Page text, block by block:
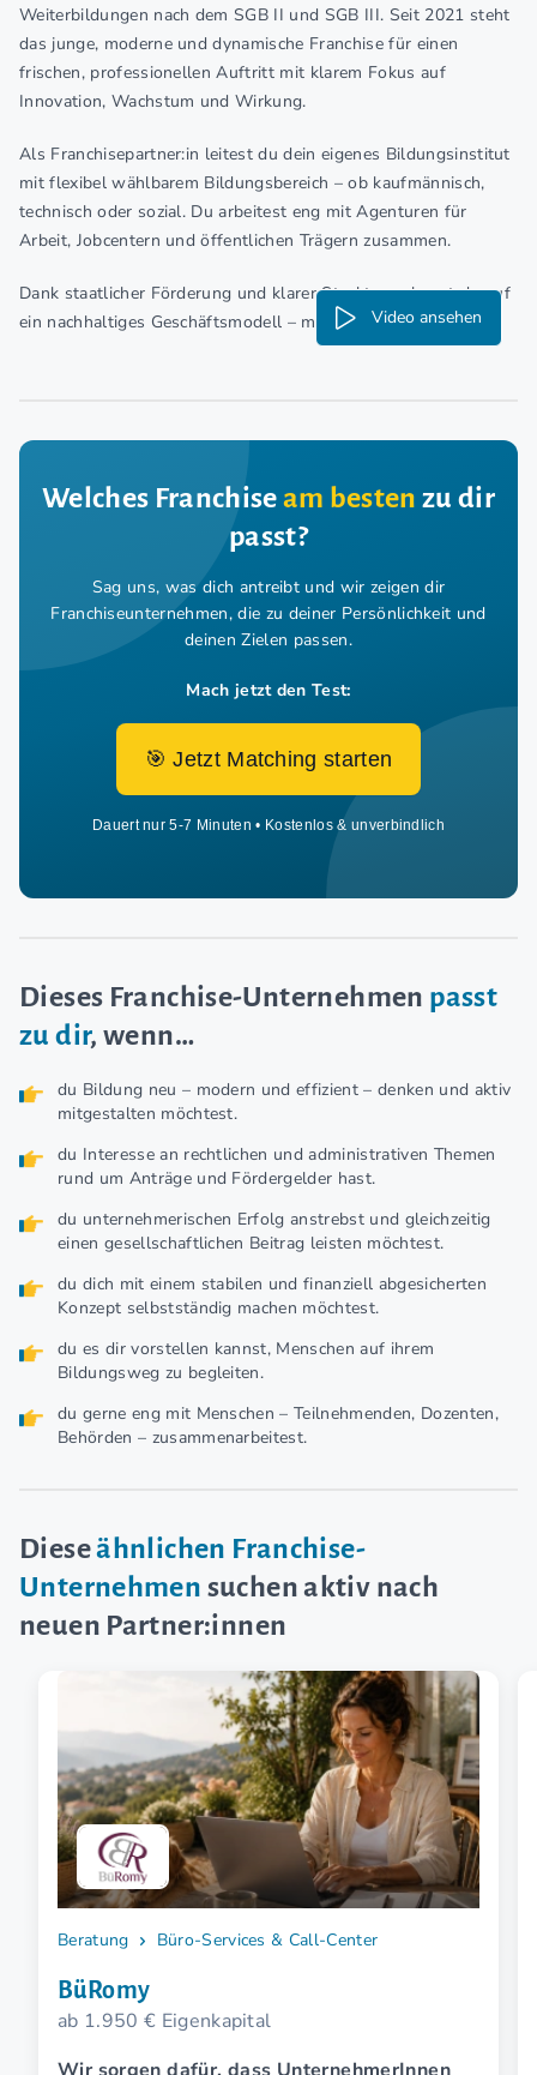
Weiterbildungen nach dem SGB II und SGB III. Seit 2021 steht
das junge, moderne und dynamische Franchise für einen
frischen, professionellen Auftritt mit klarem Fokus auf
Innovation, Wachstum und Wirkung.
Als Franchisepartner:in leitest du dein eigenes Bildungsinstitut
mit flexibel wählbarem Bildungsbereich – ob kaufmännisch,
technisch oder sozial. Du arbeitest eng mit Agenturen für
Arbeit, Jobcentern und öffentlichen Trägern zusammen.
Dank staatlicher Förderung und klarer Strukturen baust du auf
ein nachhaltiges Geschäftsmodell – mit geringem Risiko.
Video ansehen
Welches Franchiseam besten zu dir
passt?
Sag uns, was dich antreibt und wir zeigen dir
Franchiseunternehmen, die zu deiner Persönlichkeit und
deinen Zielen passen.
Mach jetzt den Test:
🎯 Jetzt Matching starten
Dauert nur 5-7 Minuten • Kostenlos & unverbindlich
Dieses Franchise-Unternehmen passt
zu dir, wenn…
du Bildung neu – modern und effizient – denken und aktiv
mitgestalten möchtest.
du Interesse an rechtlichen und administrativen Themen
rund um Anträge und Fördergelder hast.
du unternehmerischen Erfolg anstrebst und gleichzeitig
einen gesellschaftlichen Beitrag leisten möchtest.
du dich mit einem stabilen und finanziell abgesicherten
Konzept selbstständig machen möchtest.
du es dir vorstellen kannst, Menschen auf ihrem
Bildungsweg zu begleiten.
du gerne eng mit Menschen – Teilnehmenden, Dozenten,
Behörden – zusammenarbeitest.
Dieseähnlichen Franchise-
Unternehmen suchen aktiv nach
neuen Partner:innen
Beratung Büro-Services & Call-Center
BüRomy
ab 1.950 € Eigenkapital